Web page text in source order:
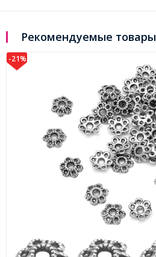
Рекомендуемые товары
-21%